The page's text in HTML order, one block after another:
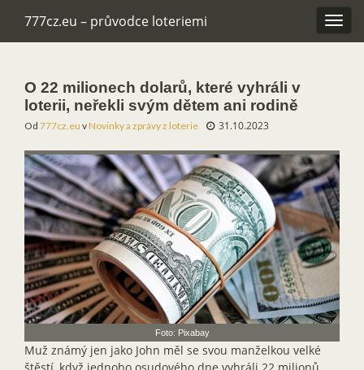
777cz.eu – průvodce loteriemi
O 22 milionech dolarů, které vyhráli v
loterii, neřekli svým dětem ani rodině
Od 777cz.eu vNovinky a zprávy z loterie 31.10.2023
Foto: Pixabay
Muž známý jen jako John měl se svou manželkou velké
štěstí, když jednoho osudového dne vyhráli 22 milionů